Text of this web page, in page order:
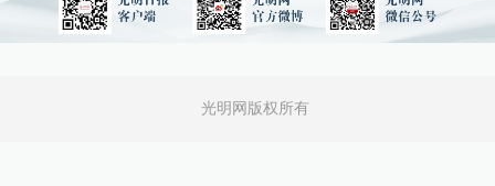
光明网版权所有